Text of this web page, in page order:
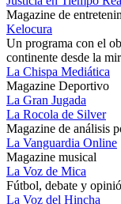
Magazine de
Kelocura
Un programa con el
continente desde la
La Chispa Mediática
Magazine Deportivo
La Gran Jugada
La Rocola de Silver
Magazine de análisis
La Vanguardia Online
Magazine musical
La Voz de Mica
Fútbol, debate y
La Voz del Hincha